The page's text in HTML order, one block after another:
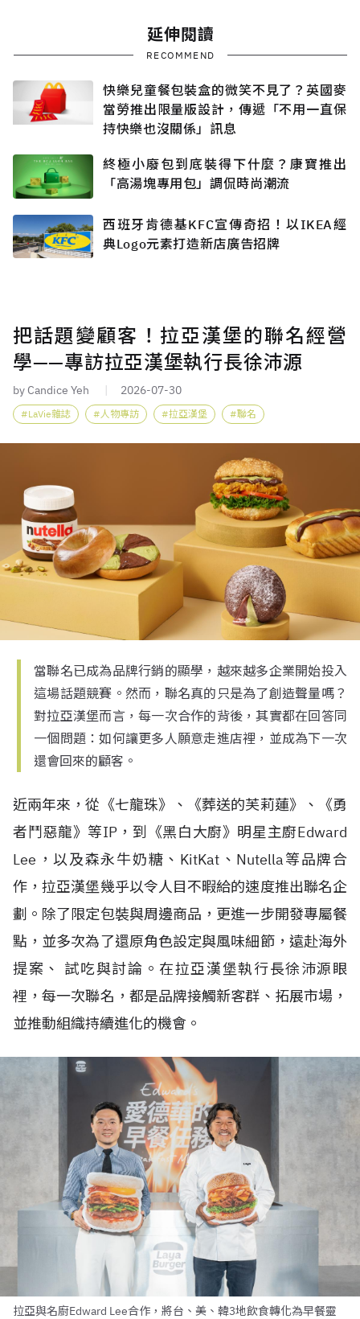
延伸閱讀
RECOMMEND
快樂兒童餐包裝盒的微笑不見了？英國麥
當勞推出限量版設計，傳遞「不用一直保
持快樂也沒關係」訊息
終極小廢包到底裝得下什麼？康寶推出
「高湯塊專用包」調侃時尚潮流
西班牙肯德基KFC宣傳奇招！以IKEA經
典Logo元素打造新店廣告招牌
把話題變顧客！拉亞漢堡的聯名經營
學——專訪拉亞漢堡執行長徐沛源
by Candice Yeh 2026-07-30
LaVie雜誌 人物專訪 拉亞漢堡 聯名
當聯名已成為品牌行銷的顯學，越來越多企業開始投入
這場話題競賽。然而，聯名真的只是為了創造聲量嗎？
對拉亞漢堡而言，每一次合作的背後，其實都在回答同
一個問題：如何讓更多人願意走進店裡，並成為下一次
還會回來的顧客。
近兩年來，從《七龍珠》、《葬送的芙莉蓮》、《勇
者鬥惡龍》等IP，到《黑白大廚》明星主廚Edward
Lee，以及森永牛奶糖、KitKat、Nutella等品牌合
作，拉亞漢堡幾乎以令人目不暇給的速度推出聯名企
劃。除了限定包裝與周邊商品，更進一步開發專屬餐
點，並多次為了還原角色設定與風味細節，遠赴海外
提案、 試吃與討論。在拉亞漢堡執行長徐沛源眼
裡，每一次聯名，都是品牌接觸新客群、拓展市場，
並推動組織持續進化的機會。
拉亞與名廚Edward Lee合作，將台、美、韓3地飲食轉化為早餐靈